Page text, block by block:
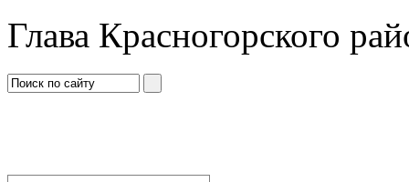
Глава Красногорского